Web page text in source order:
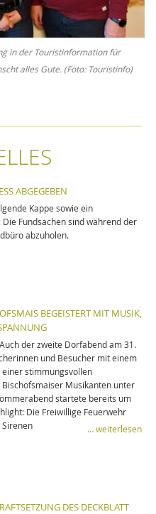
in der Touristinformation für
alles Gute. (Foto: Touristinfo)
ABGEGEBEN
Kappe sowie ein
Fundsachen sind während der
abzuholen.
BEGEISTERT MIT MUSIK,
der zweite Dorfabend am 31.
und Besucher mit einem
stimmungsvollen
Musikanten unter
startete bereits um
Die Freiwillige Feuerwehr
… weiterlesen
DES DECKBLATT